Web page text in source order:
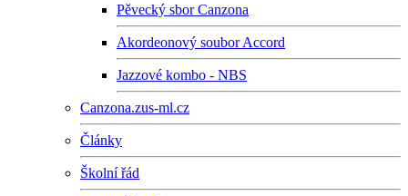
Pěvecký sbor Canzona
Akordeonový soubor Accord
Jazzové kombo - NBS
Canzona.zus-ml.cz
Články
Školní řád